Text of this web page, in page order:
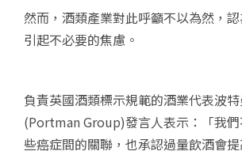
然而，酒類產業對此呼籲不以為然，
引起不必要的焦慮。
負責英國酒類標示規範的酒業代表波
(Portman Group)發言人表示：「我
些癌症間的關聯，也承認過量飲酒會